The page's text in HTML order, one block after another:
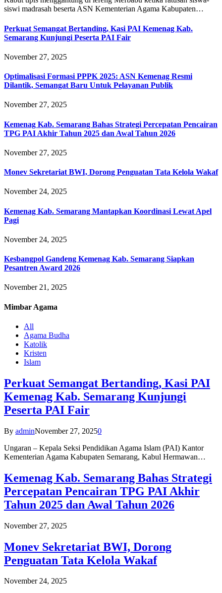
siswi madrasah beserta ASN Kementerian Agama Kabupaten…
Perkuat Semangat Bertanding, Kasi PAI Kemenag Kab.
Semarang Kunjungi Peserta PAI Fair
November 27, 2025
Optimalisasi Formasi PPPK 2025: ASN Kemenag Resmi
Dilantik, Semangat Baru Untuk Pelayanan Publik
November 27, 2025
Kemenag Kab. Semarang Bahas Strategi Percepatan Pencairan
TPG PAI Akhir Tahun 2025 dan Awal Tahun 2026
November 27, 2025
Monev Sekretariat BWI, Dorong Penguatan Tata Kelola Wakaf
November 24, 2025
Kemenag Kab. Semarang Mantapkan Koordinasi Lewat Apel
Pagi
November 24, 2025
Kesbangpol Gandeng Kemenag Kab. Semarang Siapkan
Pesantren Award 2026
November 21, 2025
Mimbar Agama
All
Agama Budha
Katolik
Kristen
Islam
Perkuat Semangat Bertanding, Kasi PAI
Kemenag Kab. Semarang Kunjungi
Peserta PAI Fair
By adminNovember 27, 20250
Ungaran – Kepala Seksi Pendidikan Agama Islam (PAI) Kantor
Kementerian Agama Kabupaten Semarang, Kabul Hermawan…
Kemenag Kab. Semarang Bahas Strategi
Percepatan Pencairan TPG PAI Akhir
Tahun 2025 dan Awal Tahun 2026
November 27, 2025
Monev Sekretariat BWI, Dorong
Penguatan Tata Kelola Wakaf
November 24, 2025